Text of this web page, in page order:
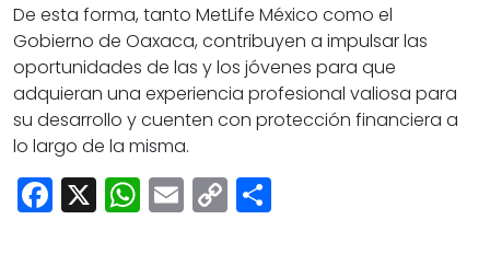
De esta forma, tanto MetLife México como el
Gobierno de Oaxaca, contribuyen a impulsar las
oportunidades de las y los jóvenes para que
adquieran una experiencia profesional valiosa para
su desarrollo y cuenten con protección financiera a
lo largo de la misma.
Facebook
X WhatsApp
Email
Copy
Link